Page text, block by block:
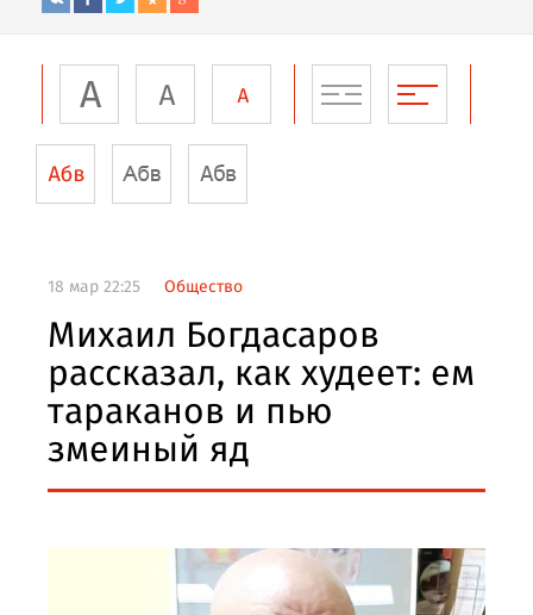
18 мар 22:25 Общество
Михаил Богдасаров
рассказал, как худеет: ем
тараканов и пью
змеиный яд